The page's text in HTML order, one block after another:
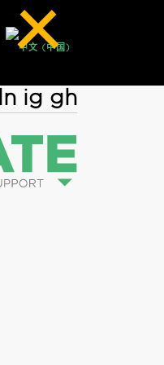
ln ig gh